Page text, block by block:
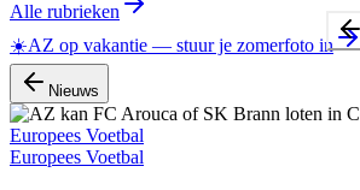
Alle rubrieken
☀️AZ op vakantie — stuur je zomerfoto in
Nieuws
Europees Voetbal
Europees Voetbal